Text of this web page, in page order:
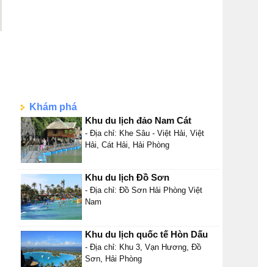
Khám phá
Khu du lịch đảo Nam Cát
- Địa chỉ: Khe Sâu - Việt Hải, Việt
Hải, Cát Hải, Hải Phòng
Khu du lịch Đồ Sơn
- Địa chỉ: Đồ Sơn Hải Phòng Việt
Nam
Khu du lịch quốc tế Hòn Dấu
- Địa chỉ: Khu 3, Vạn Hương, Đồ
Sơn, Hải Phòng